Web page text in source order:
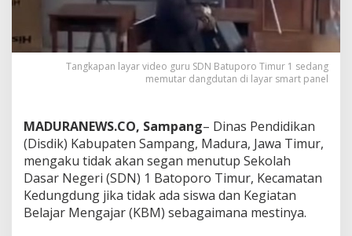
Tangkapan layar video guru SDN Batuporo Timur 1 sedang
memutar dangdutan di layar smart panel
MADURANEWS.CO, Sampang– Dinas Pendidikan
(Disdik) Kabupaten Sampang, Madura, Jawa Timur,
mengaku tidak akan segan menutup Sekolah
Dasar Negeri (SDN) 1 Batoporo Timur, Kecamatan
Kedungdung jika tidak ada siswa dan Kegiatan
Belajar Mengajar (KBM) sebagaimana mestinya.